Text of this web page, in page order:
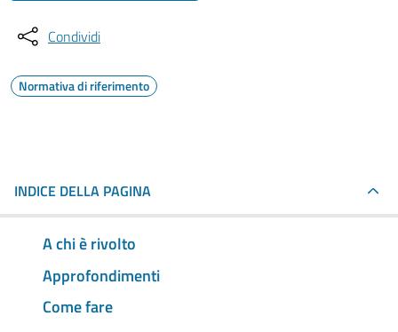
Condividi
Normativa di riferimento
INDICE DELLA PAGINA
A chi è rivolto
Approfondimenti
Come fare